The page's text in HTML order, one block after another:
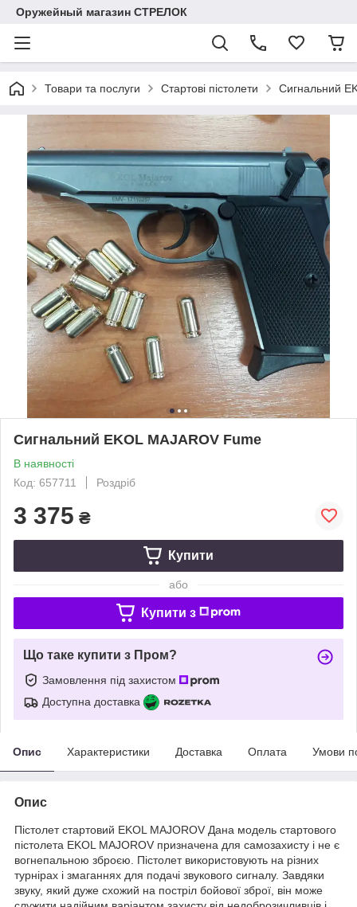
Оружейный магазин СТРЕЛОК
Товари та послуги Стартові пістолети Сигнальний
Сигнальний EKOL MAJAROV Fume
В наявності
Код: 657711
Роздріб
3 375 ₴
Купити
або
Купити з
Що таке купити з Пром?
Замовлення під захистом
Доступна доставка
Опис Характеристики Доставка Оплата Умови
Опис
Пістолет стартовий EKOL MAJOROV Дана модель стартового
пістолета EKOL MAJOROV призначена для самозахисту і не є
вогнепальною зброєю. Пістолет використовують на різних
турнірах і змаганнях для подачі звукового сигналу. Завдяки
звуку, який дуже схожий на постріл бойової зброї, він може